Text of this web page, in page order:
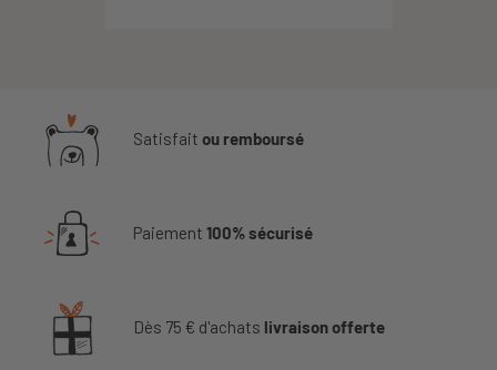
Satisfait ou remboursé
Paiement 100% sécurisé
Dès 75 € d'achats livraison offerte